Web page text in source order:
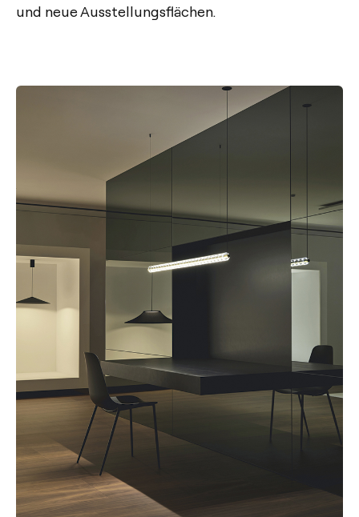
und neue Ausstellungsflächen.